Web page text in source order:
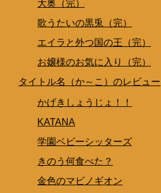
大奥（完）
歌うたいの黒兎（完）
エイラと外つ国の王（完）
お嬢様のお気に入り（完）
タイトル名（か～こ）のレビュー
かげきしょうじょ！！
KATANA
学園ベビーシッターズ
きのう何食べた？
金色のマビノギオン